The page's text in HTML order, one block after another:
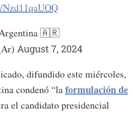
🇦🇷
August 7, 2024
difundido este miércoles,
condenó “laformulación de
el candidato presidencial